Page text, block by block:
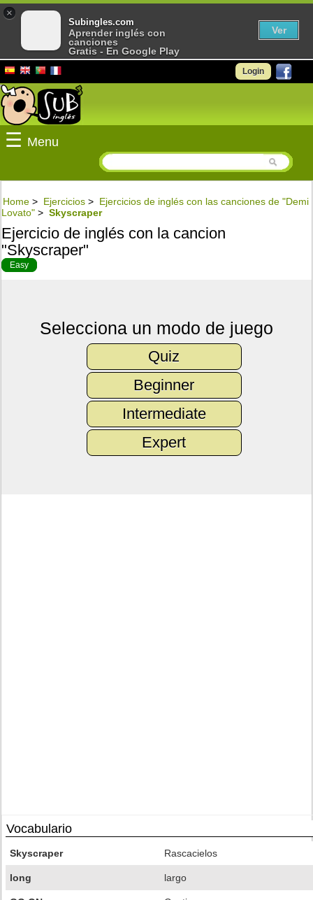
Login
☰ Menu
Home > Ejercicios > Ejercicios de inglés con las canciones de "Demi
Lovato" > Skyscraper
Ejercicio de inglés con la cancion
"Skyscraper"
Easy
Selecciona un modo de juego
Quiz
Beginner
Intermediate
Expert
Vocabulario
Skyscraper Rascacielos
long largo
×
Subingles.com
Aprender inglés con
canciones
Gratis - En Google Play
Ver